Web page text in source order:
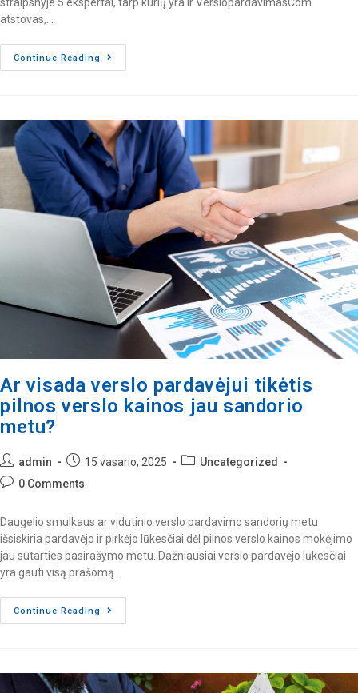
straipsnyje 5 ekspertai, tarp kurių yra ir VerslopardavimasCom
atstovas,…
Continue Reading
Ar visada verslo pardavėjui tikėtis
pilnos verslo kainos jau sandorio
metu?
admin 15 vasario, 2025
Uncategorized
0 Comments
Daugelio smulkaus ar vidutinio verslo pardavimo sandorių metu
išsiskiria pardavėjo ir pirkėjo lūkesčiai dėl pilnos verslo kainos mokėjimo
jau sutarties pasirašymo metu. Dažniausiai verslo pardavėjo lūkesčiai
yra gauti visą prašomą…
Continue Reading